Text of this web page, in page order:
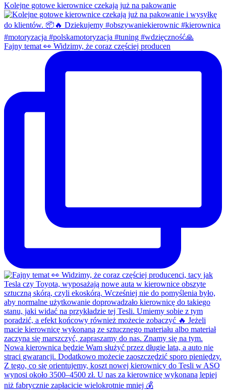
Kolejne gotowe kierownice czekają już na pakowanie
Fajny temat 👀 Widzimy, że coraz częściej producen